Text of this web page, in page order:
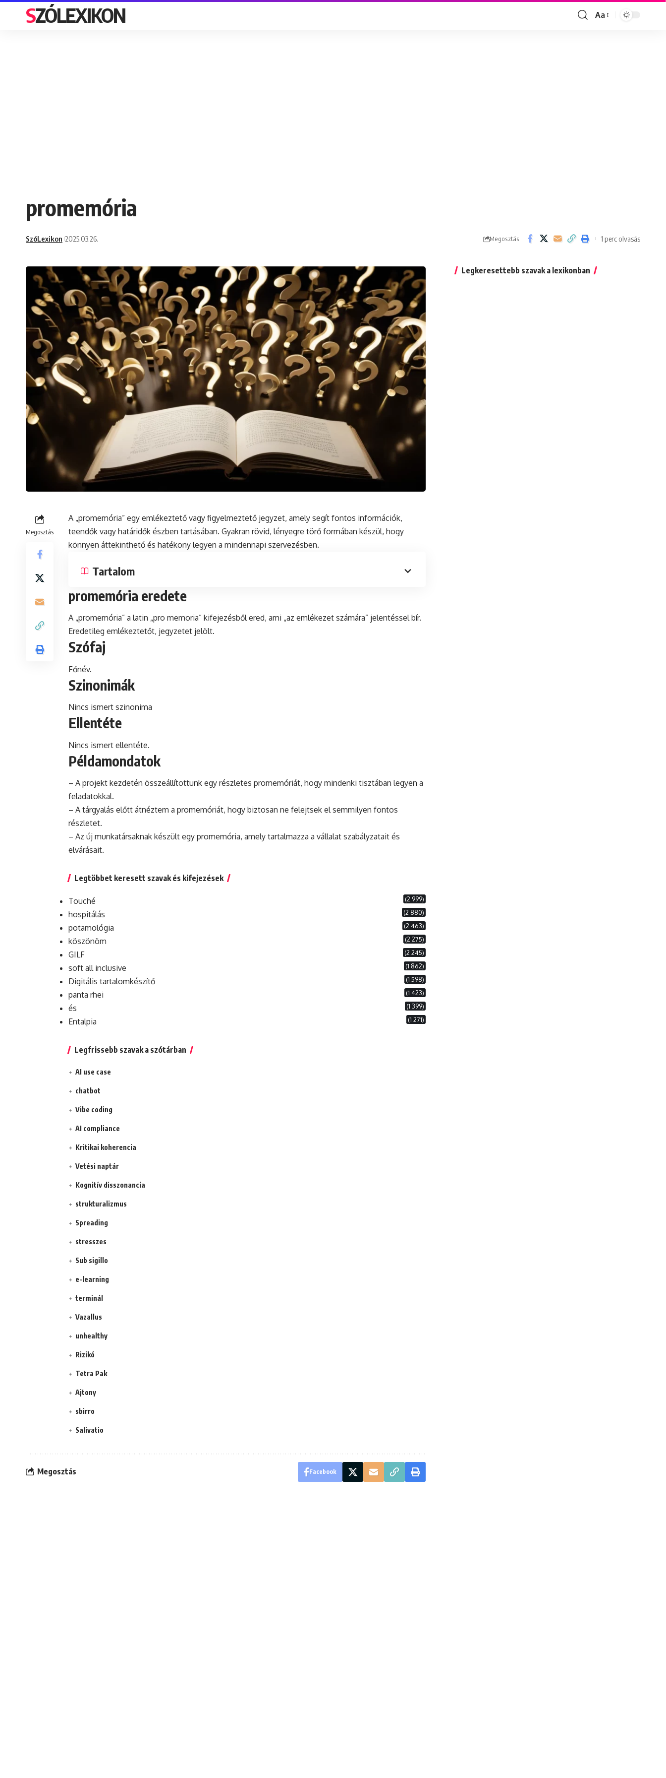
SZÓLEXIKON
Font
Aa
promemória
SzóLexikon 2025.03.26. Megosztás 1 perc olvasás
Megosztás
A „promemória” egy emlékeztető vagy figyelmeztető jegyzet, amely segít fontos információk,
teendők vagy határidők észben tartásában. Gyakran rövid, lényegre törő formában készül, hogy
könnyen áttekinthető és hatékony legyen a mindennapi szervezésben.
Tartalom
promemória eredete
A „promemória” a latin „pro memoria” kifejezésből ered, ami „az emlékezet számára” jelentéssel bír.
Eredetileg emlékeztetőt, jegyzetet jelölt.
Szófaj
Főnév.
Szinonimák
Nincs ismert szinonima
Ellentéte
Nincs ismert ellentéte.
Példamondatok
– A projekt kezdetén összeállítottunk egy részletes promemóriát, hogy mindenki tisztában legyen a
feladatokkal.
– A tárgyalás előtt átnéztem a promemóriát, hogy biztosan ne felejtsek el semmilyen fontos
részletet.
– Az új munkatársaknak készült egy promemória, amely tartalmazza a vállalat szabályzatait és
elvárásait.
Legtöbbet keresett szavak és kifejezések
Touché (2 999)
hospitálás (2 880)
potamológia (2 463)
köszönöm (2 275)
GILF (2 245)
soft all inclusive (1 862)
Digitális tartalomkészítő (1 598)
panta rhei (1 423)
és (1 399)
Entalpia (1 271)
Legfrissebb szavak a szótárban
AI use case
chatbot
Vibe coding
AI compliance
Kritikai koherencia
Vetési naptár
Kognitív disszonancia
strukturalizmus
Spreading
stresszes
Sub sigillo
e-learning
terminál
Vazallus
unhealthy
Rizikó
Tetra Pak
Ajtony
sbirro
Salivatio
Megosztás Facebook
Legkeresettebb szavak a lexikonban